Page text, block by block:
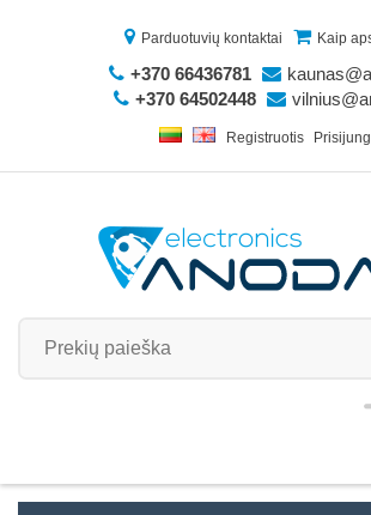
Parduotuvių kontaktai Kaip
+370 66436781
+370 64502448
Registruotis